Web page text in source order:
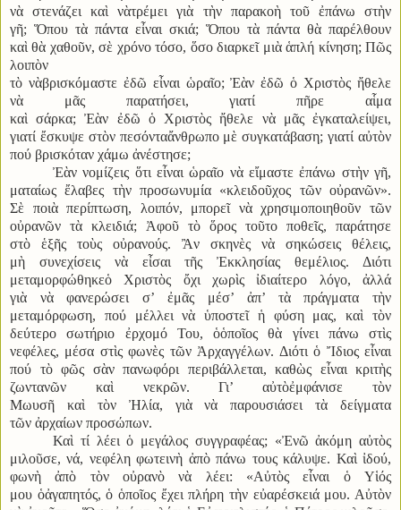
νὰ στενάζει καὶ νὰτρέμει γιὰ τὴν παρακοὴ τοῦ ἐπάνω στὴν
γῆ; Ὅπου τὰ πάντα εἶναι σκιά; Ὅπου τὰ πάντα θὰ παρέλθουν
καὶ θὰ χαθοῦν, σὲ χρόνο τόσο, ὅσο διαρκεῖ μιὰ ἁπλή κίνηση; Πῶς
λοιπὸν
τὸ νὰβρισκόμαστε ἐδῶ εἶναι ὡραῖο; Ἐὰν ἐδῶ ὁ Χριστὸς ἤθελε
νὰ μᾶς παρατήσει, γιατί πῆρε αἷμα
καὶ σάρκα; Ἐὰν ἐδῶ ὁ Χριστὸς ἤθελε νὰ μᾶς ἐγκαταλείψει,
γιατί ἔσκυψε στὸν πεσόνταἄνθρωπο μὲ συγκατάβαση; γιατί αὐτὸν
πού βρισκόταν χάμω ἀνέστησε;
Ἐὰν νομίζεις ὅτι εἶναι ὡραῖο νὰ εἴμαστε ἐπάνω στὴν γῆ,
ματαίως ἔλαβες τὴν προσωνυμία «κλειδοῦχος τῶν οὐρανῶν».
Σὲ ποιὰ περίπτωση, λοιπόν, μπορεῖ νὰ χρησιμοποιηθοῦν τῶν
οὐρανῶν τὰ κλειδιά; Ἀφοῦ τὸ ὅρος τοῦτο ποθεῖς, παράτησε
στὸ ἑξῆς τοὺς οὐρανούς. Ἂν σκηνὲς νὰ σηκώσεις θέλεις,
μὴ συνεχίσεις νὰ εἶσαι τῆς Ἐκκλησίας θεμέλιος. Διότι
μεταμορφώθηκεὁ Χριστὸς ὄχι χωρὶς ἰδιαίτερο λόγο, ἀλλά
γιὰ νὰ φανερώσει σ’ ἐμᾶς μέσ’ ἀπ’ τὰ πράγματα τὴν
μεταμόρφωση, πού μέλλει νὰ ὑποστεῖ ἡ φύση μας, καὶ τὸν
δεύτερο σωτήριο ἐρχομό Του, ὁὁποῖος θὰ γίνει πάνω στὶς
νεφέλες, μέσα στὶς φωνὲς τῶν Ἀρχαγγέλων. Διότι ὁ Ἴδιος εἶναι
πού τὸ φῶς σὰν πανωφόρι περιβάλλεται, καθὼς εἶναι κριτὴς
ζωντανῶν καὶ νεκρῶν. Γι’ αὐτὸἐμφάνισε τὸν
Μωυσῆ καὶ τὸν Ἠλία, γιὰ νὰ παρουσιάσει τὰ δείγματα
τῶν ἀρχαίων προσώπων.
Καὶ τί λέει ὁ μεγάλος συγγραφέας; «Ἐνῶ ἀκόμη αὐτὸς
μιλοῦσε, νά, νεφέλη φωτεινὴ ἀπὸ πάνω τους κάλυψε. Καὶ ἰδού,
φωνὴ ἀπὸ τὸν οὐρανὸ νὰ λέει: «Αὐτὸς εἶναι ὁ Υἱός
μου ὁἀγαπητός, ὁ ὁποῖος ἔχει πλήρη τὴν εὐαρέσκειά μου. Αὐτὸν